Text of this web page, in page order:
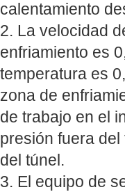
calentamiento
2. La velocidad
enfriamiento es
temperatura es
zona de
de trabajo en el
presión fuera
del túnel.
3. El equipo de